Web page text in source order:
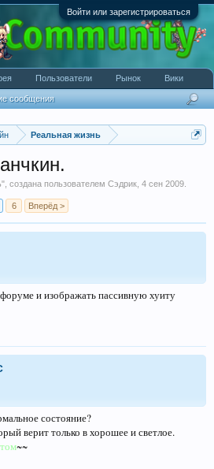
Войти или зарегистрироваться
Реальная жизнь
", создана пользователем Сэдрик 4 сен 2009
6 Вперёд >
и изображать пассивную хуиту
состояние?
верит только в хорошее и светлое.
~~
сообщения
Пользователи Рынок Вики